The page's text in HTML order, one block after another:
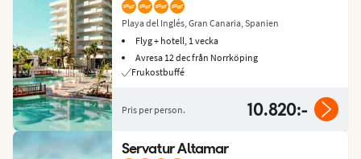
Playa del Inglés, Gran Canaria, Spanien
Flyg + hotell, 1 vecka
Avresa 12 dec från Norrköping
Frukostbuffé
Pris per person. 10.820:-
Servatur Altamar